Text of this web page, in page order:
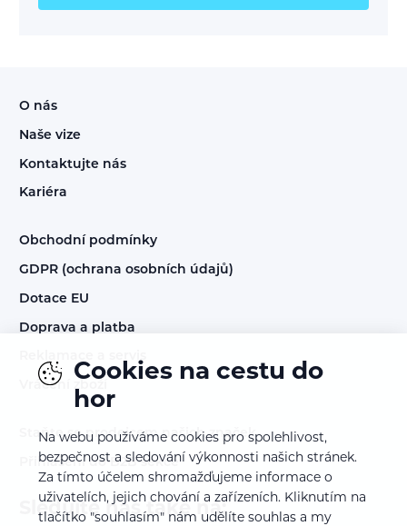
O nás
Naše vize
Kontaktujte nás
Kariéra
Obchodní podmínky
GDPR (ochrana osobních údajů)
Dotace EU
Doprava a platba
Reklamace a servis
Vrácení zboží
Staňte se prodejcem našich značek
Přihlášení do B2B sekce
Sledujte nás také na:
Cookies na cestu do
hor
Na webu používáme cookies pro spolehlivost,
bezpečnost a sledování výkonnosti našich stránek.
Za tímto účelem shromažďujeme informace o
uživatelích, jejich chování a zařízeních. Kliknutím na
tlačítko "souhlasím" nám udělíte souhlas a my